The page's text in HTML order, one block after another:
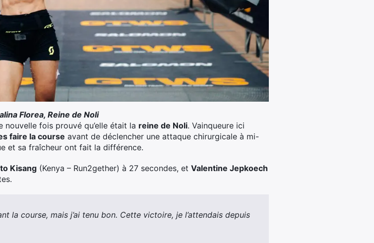
Florea, Reine de Noli
nouvelle fois prouvé qu’elle était la reine de Noli. Vainqueure ici
faire la course avant de déclencher une attaque chirurgicale à mi-
et sa fraîcheur ont fait la différence.
Kisang (Kenya – Run2gether) à 27 secondes, et Valentine Jepkoech
la course, mais j’ai tenu bon. Cette victoire, je l’attendais depuis